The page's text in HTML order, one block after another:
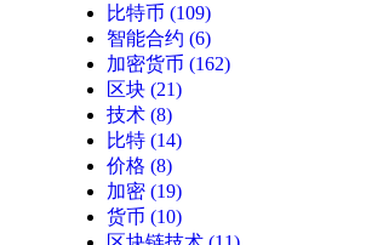
比特币 (109)
智能合约 (6)
加密货币 (162)
区块 (21)
技术 (8)
比特 (14)
价格 (8)
加密 (19)
货币 (10)